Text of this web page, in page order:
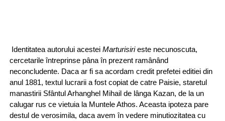
Identitatea autorului acestei Marturisirieste necunoscuta,
cercetarile întreprinse pâna în prezent ramânând
neconcludente. Daca ar fi sa acordam credit prefetei editiei din
anul 1881, textul lucrarii a fost copiat de catre Paisie, staretul
manastirii Sfântul Arhanghel Mihail de lânga Kazan, de la un
calugar rus ce vietuia la Muntele Athos. Aceasta ipoteza pare
destul de verosimila, daca avem în vedere minutiozitatea cu